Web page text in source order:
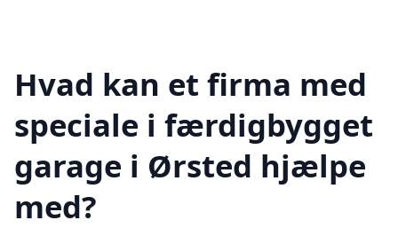
Hvad kan et firma med
speciale i færdigbygget
garage i Ørsted hjælpe
med?